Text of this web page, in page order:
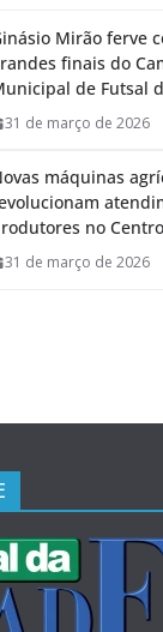
Mirão ferve
finais do
de Futsal
31 de março de 2026
máquinas
no
31 de março de 2026